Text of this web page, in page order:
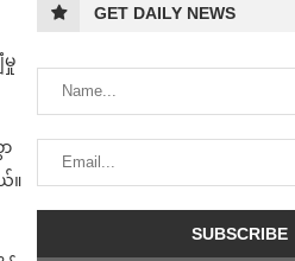
မှု
။
GET DAILY NEWS